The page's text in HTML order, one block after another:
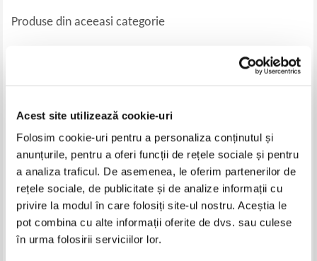
Acest site utilizează cookie-uri
Folosim cookie-uri pentru a personaliza conținutul și
anunțurile, pentru a oferi funcții de rețele sociale și pentru
a analiza traficul. De asemenea, le oferim partenerilor de
rețele sociale, de publicitate și de analize informații cu
privire la modul în care folosiți site-ul nostru. Aceștia le
pot combina cu alte informații oferite de dvs. sau culese
în urma folosirii serviciilor lor.
Produse din aceeasi categorie
Gabriel Fatu - Sa nu te crezi Don
Grid Modorcea - Urmasii
de sine